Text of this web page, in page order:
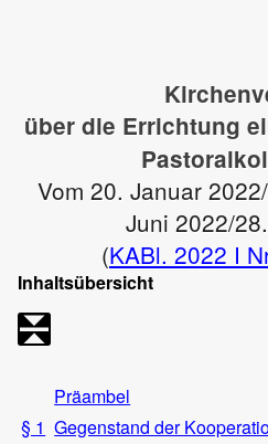
über die Errichtung
Vom 20. Januar
Juni 2022/
(KABl. 2022 I
Inhaltsübersicht
Präambel
§ 1 Gegenstand der